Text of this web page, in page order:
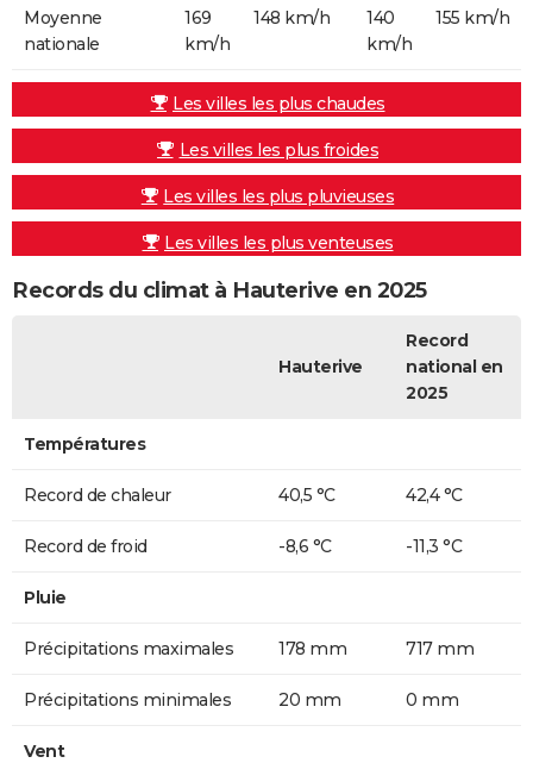
Moyenne
nationale
169
km/h
148 km/h
140
km/h
155 km/h
Les villes les plus chaudes
Les villes les plus froides
Les villes les plus pluvieuses
Les villes les plus venteuses
Records du climat à Hauterive en 2025
Hauterive
Record
national en
2025
Températures
Record de chaleur 40,5 °C 42,4 °C
Record de froid -8,6 °C -11,3 °C
Pluie
Précipitations maximales 178 mm 717 mm
Précipitations minimales 20 mm 0 mm
Vent